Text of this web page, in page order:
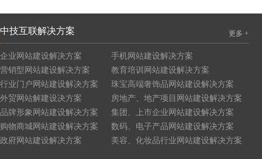
更多 +
中技互联解决方案
企业网站建设解决方案
营销型网站建设解决方案
行业门户网站建设解决方案
外贸网站解建设决方案
品牌形象网站建设解决方案
购物商城网站建设解决方案
政府网站建设解决方案
手机网站建设解决方案
教育培训网站建设解决方案
珠宝高端奢饰品网站建设解决方案
房地产、地产项目网站建设解决方案
集团、上市企业网站建设解决方案
数码、电子产品网站建设解决方案
美容、化妆品行业网站建设解决方案